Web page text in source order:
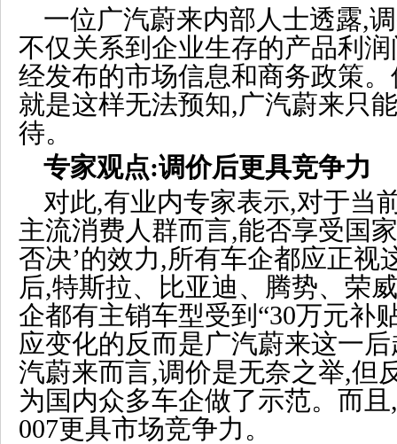
一位广汽蔚来内部人士透露,
不仅关系到企业生存的产品利
经发布的市场信息和商务政策
就是这样无法预知,广汽蔚来只
待。
专家观点:调价后更具竞争力
对此,有业内专家表示,对于当
主流消费人群而言,能否享受国
否决’的效力,所有车企都应正视
后,特斯拉、比亚迪、腾势、荣
企都有主销车型受到“30万元补
应变化的反而是广汽蔚来这一
汽蔚来而言,调价是无奈之举,但
为国内众多车企做了示范。而
007更具市场竞争力。